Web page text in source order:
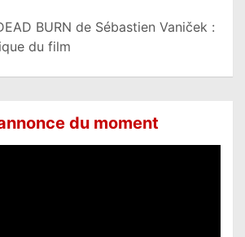
BURN de Sébastien Vaniček :
du film
du moment